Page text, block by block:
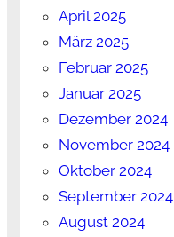
April 2025
März 2025
Februar 2025
Januar 2025
Dezember 2024
November 2024
Oktober 2024
September 2024
August 2024